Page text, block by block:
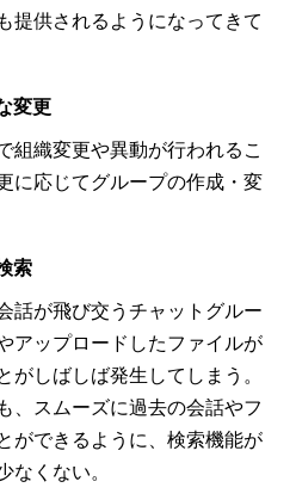
提供されるようになってきて
変更
組織変更や異動が行われるこ
に応じてグループの作成・変
索
話が飛び交うチャットグルー
アップロードしたファイルが
がしばしば発生してしまう。
、スムーズに過去の会話やフ
ができるように、検索機能が
なくない。